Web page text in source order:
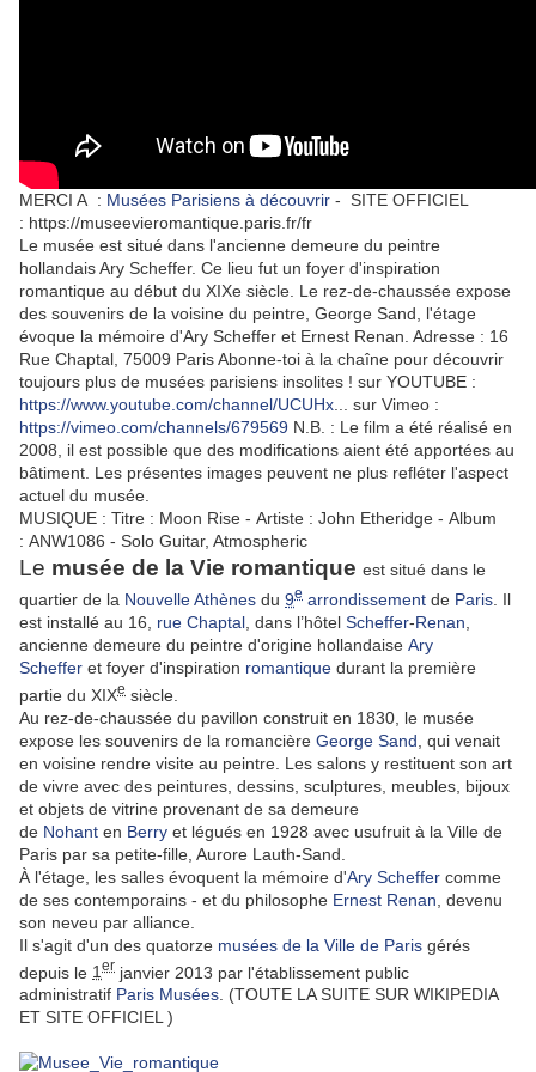
MERCI A : Musées Parisiens à découvrir - SITE OFFICIEL
: https://museevieromantique.paris.fr/fr
Le musée est situé dans l'ancienne demeure du peintre
hollandais Ary Scheffer. Ce lieu fut un foyer d'inspiration
romantique au début du XIXe siècle. Le rez-de-chaussée expose
des souvenirs de la voisine du peintre, George Sand, l'étage
évoque la mémoire d'Ary Scheffer et Ernest Renan. Adresse : 16
Rue Chaptal, 75009 Paris Abonne-toi à la chaîne pour découvrir
toujours plus de musées parisiens insolites ! sur YOUTUBE :
https://www.youtube.com/channel/UCUHx ... sur Vimeo :
https://vimeo.com/channels/679569 N.B. : Le film a été réalisé en
2008, il est possible que des modifications aient été apportées au
bâtiment. Les présentes images peuvent ne plus refléter l'aspect
actuel du musée.
MUSIQUE : Titre : Moon Rise - Artiste : John Etheridge - Album
: ANW1086 - Solo Guitar, Atmospheric
Le musée de la Vie romantique est situé dans le
quartier de la Nouvelle Athènes du 9e arrondissement de Paris . Il
est installé au 16, rue Chaptal , dans l’hôtel Scheffer-Renan
ancienne demeure du peintre d'origine hollandaise Ary
Scheffer et foyer d'inspiration romantique durant la première
partie du XIXe siècle.
Au rez-de-chaussée du pavillon construit en 1830, le musée
expose les souvenirs de la romancière George Sand , qui venait
en voisine rendre visite au peintre. Les salons y restituent son art
de vivre avec des peintures, dessins, sculptures, meubles, bijoux
et objets de vitrine provenant de sa demeure
de Nohant en Berry et légués en 1928 avec usufruit à la Ville de
Paris par sa petite-fille, Aurore Lauth-Sand.
À l'étage, les salles évoquent la mémoire d'Ary Scheffer comme
de ses contemporains - et du philosophe Ernest Renan , devenu
son neveu par alliance.
Il s'agit d'un des quatorze musées de la Ville de Paris gérés
depuis le 1 er janvier 2013 par l'établissement public
administratif Paris Musées . (TOUTE LA SUITE SUR WIKIPEDIA
ET SITE OFFICIEL )